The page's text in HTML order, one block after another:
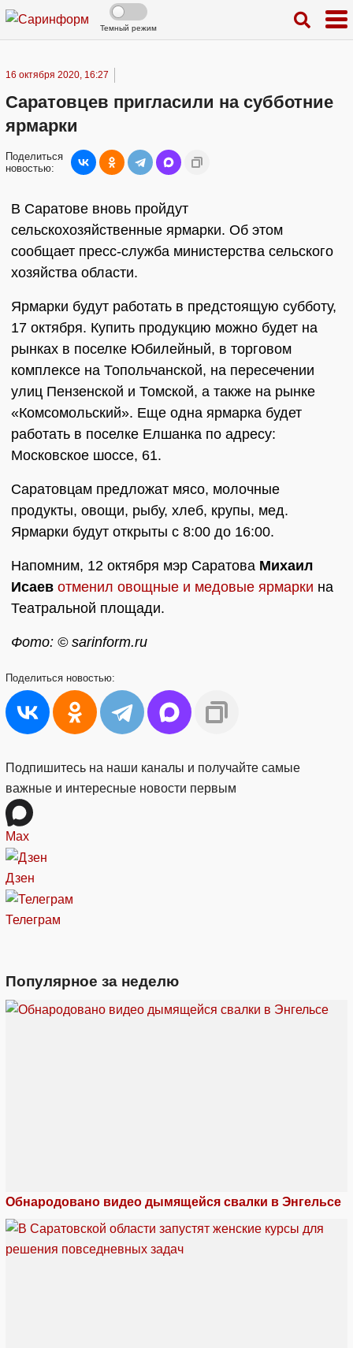
Темный режим
16 октября 2020, 16:27
Саратовцев пригласили на субботние
ярмарки
Поделиться
новостью:
В Саратове вновь пройдут
сельскохозяйственные ярмарки. Об этом
сообщает пресс-служба министерства сельского
хозяйства области.
Ярмарки будут работать в предстоящую субботу,
17 октября. Купить продукцию можно будет на
рынках в поселке Юбилейный, в торговом
комплексе на Топольчанской, на пересечении
улиц Пензенской и Томской, а также на рынке
«Комсомольский». Еще одна ярмарка будет
работать в поселке Елшанка по адресу:
Московское шоссе, 61.
Саратовцам предложат мясо, молочные
продукты, овощи, рыбу, хлеб, крупы, мед.
Ярмарки будут открыты с 8:00 до 16:00.
Напомним, 12 октября мэр Саратова Михаил
Исаев отменил овощные и медовые ярмарки на
Театральной площади.
Фото: © sarinform.ru
Поделиться новостью:
Подпишитесь на наши каналы и получайте самые
важные и интересные новости первым
Max
Дзен
Телеграм
Популярное за неделю
Обнародовано видео дымящейся свалки в Энгельсе